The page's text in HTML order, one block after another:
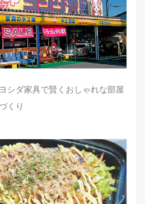
シダ家具で賢くおしゃれな部屋
くり